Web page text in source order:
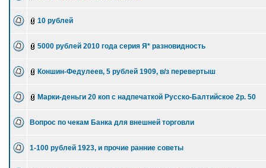
10 рублей
5000 рублей 2010 года серия Я* разновидность
Коншин-Федулеев, 5 рублей 1909, в/з перевертыш
Марки-деньги 20 коп с надпечаткой Русско-Балтийское 2р. 50
Вопрос по чекам Банка для внешней торговли
1-100 рублей 1923, и прочие ранние советы